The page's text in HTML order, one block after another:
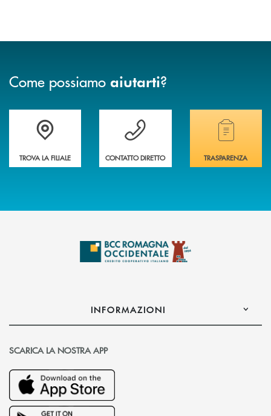
Come possiamo aiutarti?
Accedi all' elenco completo delle filiali della banca.
TROVA LA FILIALE
Hai bisogno di assistenza immediata?
CONTATTO DIRETTO
Hai bisogno di
TRASPARENZA
INFORMAZIONI
SCARICA LA NOSTRA APP